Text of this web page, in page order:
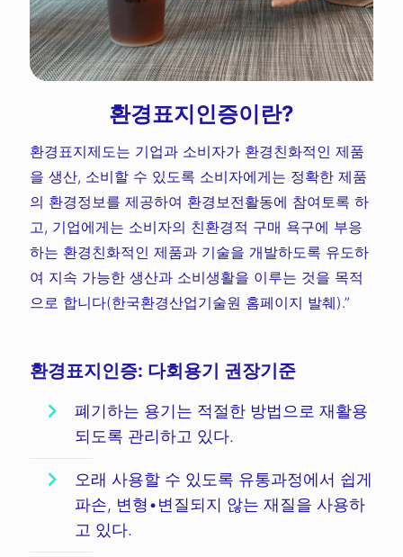
환경표지인증이란?
환경표지제도는 기업과 소비자가 환경친화적인 제품
을 생산, 소비할 수 있도록 소비자에게는 정확한 제품
의 환경정보를 제공하여 환경보전활동에 참여토록 하
고, 기업에게는 소비자의 친환경적 구매 욕구에 부응
하는 환경친화적인 제품과 기술을 개발하도록 유도하
여 지속 가능한 생산과 소비생활을 이루는 것을 목적
으로 합니다(한국환경산업기술원 홈페이지 발췌).”
환경표지인증: 다회용기 권장기준
폐기하는 용기는 적절한 방법으로 재활용
되도록 관리하고 있다.
오래 사용할 수 있도록 유통과정에서 쉽게
파손, 변형•변질되지 않는 재질을 사용하
고 있다.